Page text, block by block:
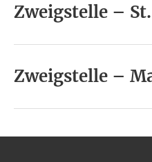
Zweigstelle –
Zweigstelle –